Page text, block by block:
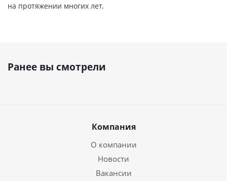
на протяжении многих лет.
Ранее вы смотрели
Компания
О компании
Новости
Вакансии